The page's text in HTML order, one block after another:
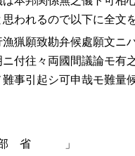
われるので以下に全文
猟願致勘弁候處願文ニ
付往々両國間議論モ
事引起シ可申哉モ難
省
」